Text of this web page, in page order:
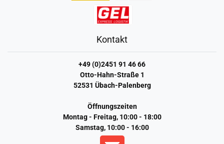
Kontakt
+49 (0)2451 91 46 66
Otto-Hahn-Straße 1
52531 Übach-Palenberg
Öffnungszeiten
Montag - Freitag, 10:00 - 18:00
Samstag, 10:00 - 16:00